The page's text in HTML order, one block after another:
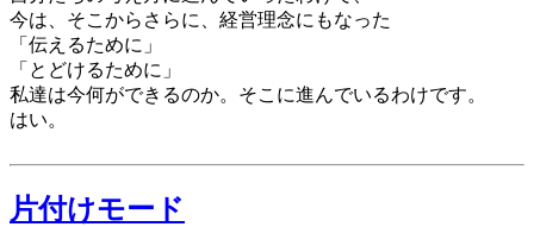
今は、そこからさらに、経営理念にもなった
「伝えるために」
「とどけるために」
私達は今何ができるのか。そこに進んでいるわけです。
はい。
片付けモード